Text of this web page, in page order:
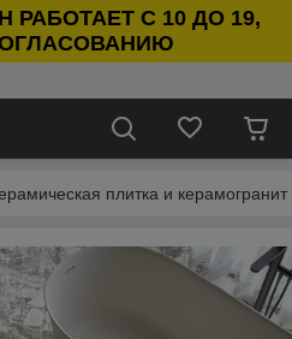
РАБОТАЕТ С 10 ДО 19,
плитка и